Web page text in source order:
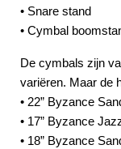
• Snare stand
• Cymbal
De cymbals zijn
variëren. Maar de
• 22” Byzance
• 17” Byzance
• 18” Byzance